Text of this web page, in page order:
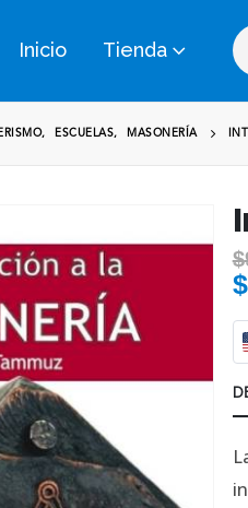
Inicio Tienda
, ESCUELAS, MASONERÍA
$
$